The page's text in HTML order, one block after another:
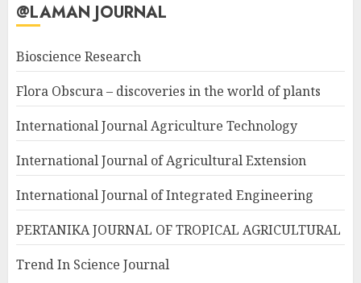
@LAMAN JOURNAL
Bioscience Research
Flora Obscura – discoveries in the world of plants
International Journal Agriculture Technology
International Journal of Agricultural Extension
International Journal of Integrated Engineering
PERTANIKA JOURNAL OF TROPICAL AGRICULTURAL
Trend In Science Journal